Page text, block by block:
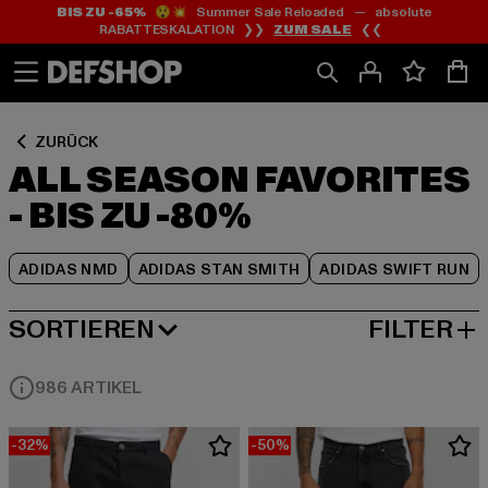
Zum
Inhalt
springen
Zum
Fußzeile
springen
BIS ZU -65%😲💥 Summer Sale Reloaded — absolute
RABATTESKALATION ❯❯ ZUM SALE ❮❮
ZURÜCK
ALL SEASON FAVORITES
- BIS ZU -80%
ADIDAS NMD ADIDAS STAN SMITH ADIDAS SWIFT RUN
Zum
Produktraster
springen
SORTIEREN
BELIEBTESTE FILTER
986 ARTIKEL
-32% -50%